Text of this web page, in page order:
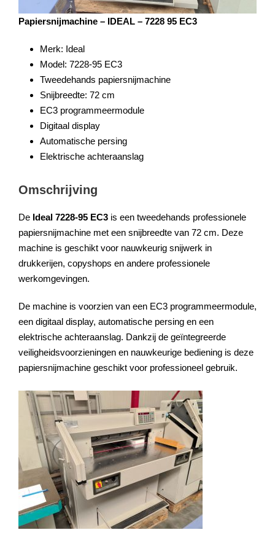
Papiersnijmachine – IDEAL – 7228 95 EC3
Merk: Ideal
Model: 7228-95 EC3
Tweedehands papiersnijmachine
Snijbreedte: 72 cm
EC3 programmeermodule
Digitaal display
Automatische persing
Elektrische achteraanslag
Omschrijving
De Ideal 7228-95 EC3 is een tweedehands professionele
papiersnijmachine met een snijbreedte van 72 cm. Deze
machine is geschikt voor nauwkeurig snijwerk in
drukkerijen, copyshops en andere professionele
werkomgevingen.
De machine is voorzien van een EC3 programmeermodule,
een digitaal display, automatische persing en een
elektrische achteraanslag. Dankzij de geïntegreerde
veiligheidsvoorzieningen en nauwkeurige bediening is deze
papiersnijmachine geschikt voor professioneel gebruik.